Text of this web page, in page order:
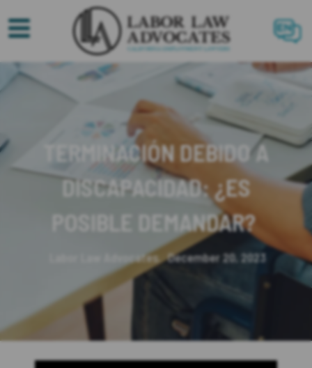
EN
TERMINACIÓN DEBIDO A
DISCAPACIDAD: ¿ES
POSIBLE DEMANDAR?
Labor Law Advocates. December 20, 2023